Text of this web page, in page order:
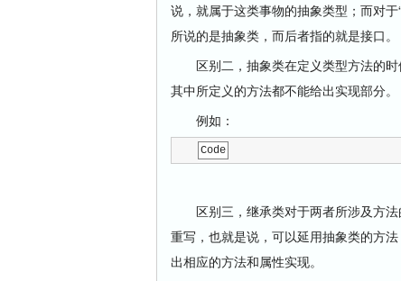
说，就属于这类事物的抽象类型；而对
所说的是抽象类，而后者指的就是接口。
区别二，抽象类在定义类型方法的时
其中所定义的方法都不能给出实现部分。
例如：
Code
区别三，继承类对于两者所涉及方法
重写，也就是说，可以延用抽象类的方
出相应的方法和属性实现。